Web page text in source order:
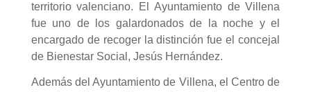
territorio valenciano. El Ayuntamiento de Villena
fue uno de los galardonados de la noche y el
encargado de recoger la distinción fue el concejal
de Bienestar Social, Jesús Hernández.
Además del Ayuntamiento de Villena, el Centro de